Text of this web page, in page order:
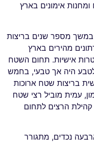
אימונים בארץ
שהתמיד במשך מספר שנים בריצות
מהירים בארץ
אישיות. תחום השטח
לטבע היה אך טבעי, בחמש
בריצות שטח ארוכות
עמית מוביל רצי שטח
הרצים לתחום
נכדים, מתגורר